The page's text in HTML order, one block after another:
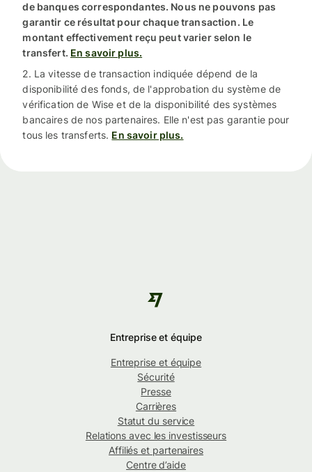
de banques correspondantes. Nous ne pouvons pas
garantir ce résultat pour chaque transaction. Le
montant effectivement reçu peut varier selon le
transfert. En savoir plus.
2. La vitesse de transaction indiquée dépend de la
disponibilité des fonds, de l'approbation du système de
vérification de Wise et de la disponibilité des systèmes
bancaires de nos partenaires. Elle n'est pas garantie pour
tous les transferts. En savoir plus.
Entreprise et équipe
Entreprise et équipe
Sécurité
Presse
Carrières
Statut du service
Relations avec les investisseurs
Affiliés et partenaires
Centre d’aide